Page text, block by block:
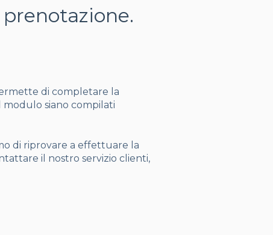
di completare la
siano compilati
di riprovare a effettuare la
il nostro servizio clienti,